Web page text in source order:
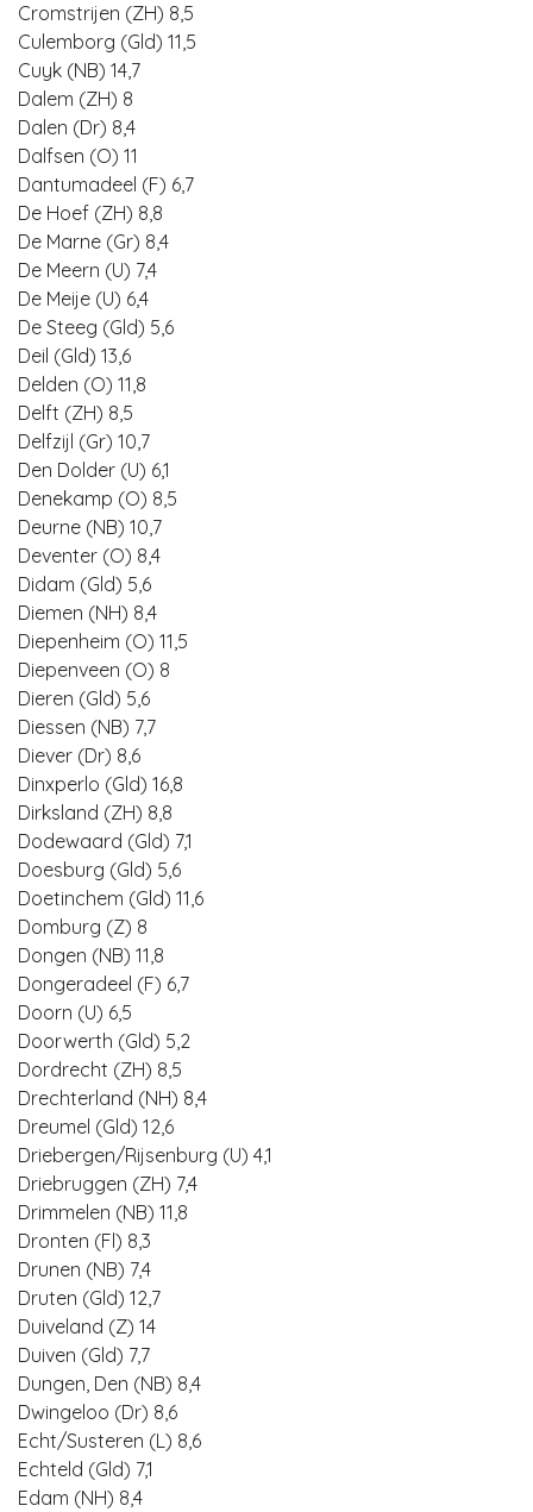
Cromstrijen (ZH) 8,5
Culemborg (Gld) 11,5
Cuyk (NB) 14,7
Dalem (ZH) 8
Dalen (Dr) 8,4
Dalfsen (O) 11
Dantumadeel (F) 6,7
De Hoef (ZH) 8,8
De Marne (Gr) 8,4
De Meern (U) 7,4
De Meije (U) 6,4
De Steeg (Gld) 5,6
Deil (Gld) 13,6
Delden (O) 11,8
Delft (ZH) 8,5
Delfzijl (Gr) 10,7
Den Dolder (U) 6,1
Denekamp (O) 8,5
Deurne (NB) 10,7
Deventer (O) 8,4
Didam (Gld) 5,6
Diemen (NH) 8,4
Diepenheim (O) 11,5
Diepenveen (O) 8
Dieren (Gld) 5,6
Diessen (NB) 7,7
Diever (Dr) 8,6
Dinxperlo (Gld) 16,8
Dirksland (ZH) 8,8
Dodewaard (Gld) 7,1
Doesburg (Gld) 5,6
Doetinchem (Gld) 11,6
Domburg (Z) 8
Dongen (NB) 11,8
Dongeradeel (F) 6,7
Doorn (U) 6,5
Doorwerth (Gld) 5,2
Dordrecht (ZH) 8,5
Drechterland (NH) 8,4
Dreumel (Gld) 12,6
Driebergen/Rijsenburg (U) 4,1
Driebruggen (ZH) 7,4
Drimmelen (NB) 11,8
Dronten (Fl) 8,3
Drunen (NB) 7,4
Druten (Gld) 12,7
Duiveland (Z) 14
Duiven (Gld) 7,7
Dungen, Den (NB) 8,4
Dwingeloo (Dr) 8,6
Echt/Susteren (L) 8,6
Echteld (Gld) 7,1
Edam (NH) 8,4